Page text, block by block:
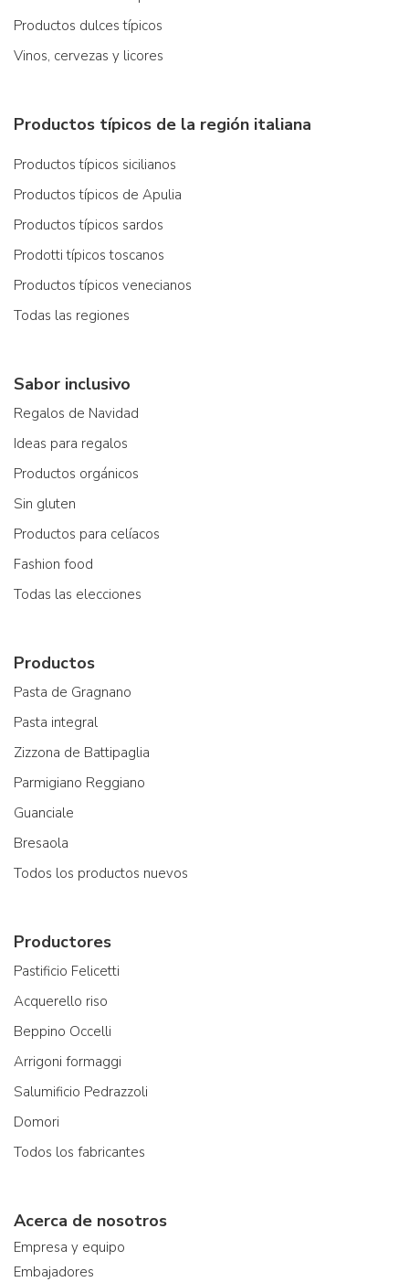
Productos dulces típicos
Vinos, cervezas y licores
Productos típicos de la región italiana
Productos típicos sicilianos
Productos típicos de Apulia
Productos típicos sardos
Prodotti típicos toscanos
Productos típicos venecianos
Todas las regiones
Sabor inclusivo
Regalos de Navidad
Ideas para regalos
Productos orgánicos
Sin gluten
Productos para celíacos
Fashion food
Todas las elecciones
Productos
Pasta de Gragnano
Pasta integral
Zizzona de Battipaglia
Parmigiano Reggiano
Guanciale
Bresaola
Todos los productos nuevos
Productores
Pastificio Felicetti
Acquerello riso
Beppino Occelli
Arrigoni formaggi
Salumificio Pedrazzoli
Domori
Todos los fabricantes
Acerca de nosotros
Empresa y equipo
Embajadores